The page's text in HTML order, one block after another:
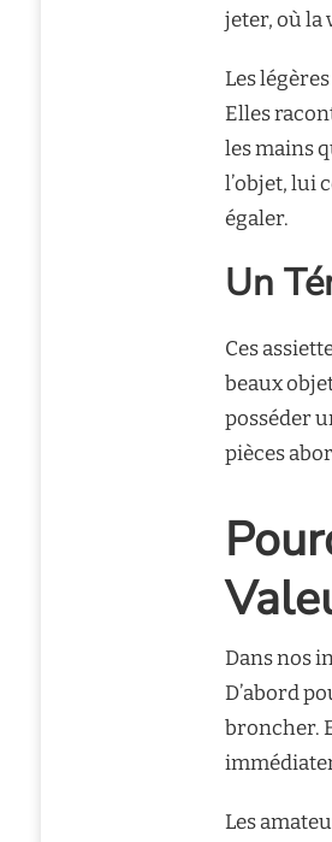
jeter, où la
Les
Elles
les mains
l’objet, lui
égaler.
Un
Ces
beaux
posséder
pièces
Dans nos
D’abord
broncher.
Les